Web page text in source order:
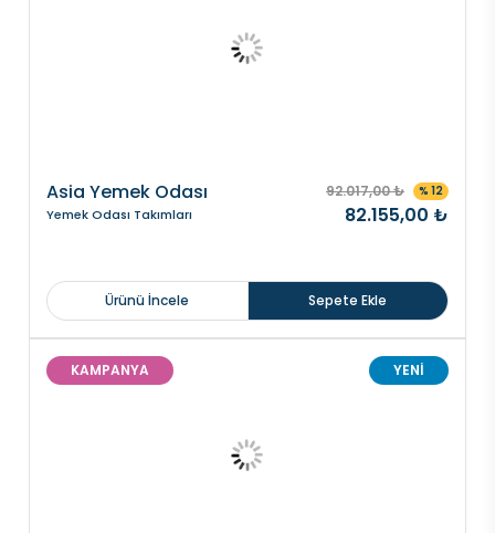
Asia Yemek Odası
Yemek Odası Takımları
92.017,00 ₺ % 12
82.155,00 ₺
Ürünü İncele Sepete Ekle
KAMPANYA YENİ